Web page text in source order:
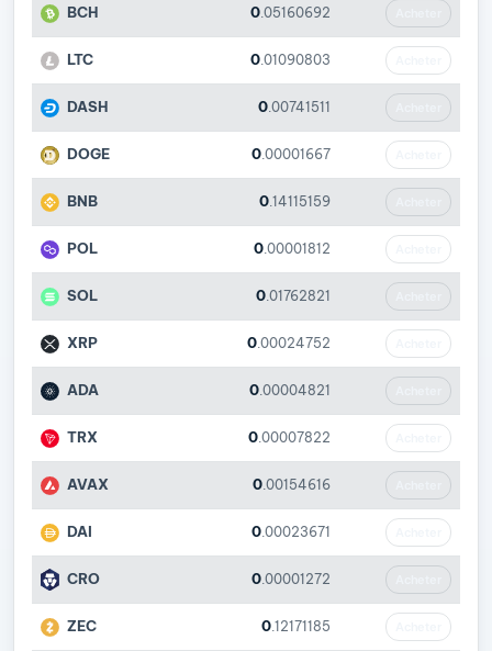
BCH 0 .05160692
LTC 0 .01090803
DASH 0 .00741511
DOGE 0 .00001667
BNB 0 .14115159
POL 0 .00001812
SOL 0 .01762821
XRP 0 .00024752
ADA 0 .00004821
TRX 0 .00007822
AVAX 0 .00154616
DAI 0 .00023671
CRO 0 .00001272
ZEC 0 .12171185